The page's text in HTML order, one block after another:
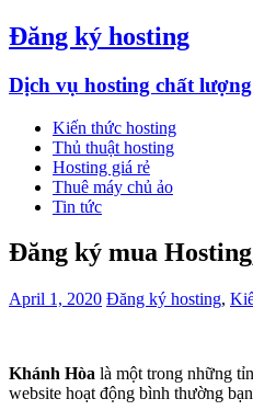
Đăng ký hosting
Dịch vụ hosting chất
Kiến thức hosting
Thủ thuật hosting
Hosting giá rẻ
Thuê máy chủ ảo
Tin tức
Đăng ký mua
April 1, 2020 Đăng ký hosting,
Khánh Hòa là một trong những
website hoạt động bình thường